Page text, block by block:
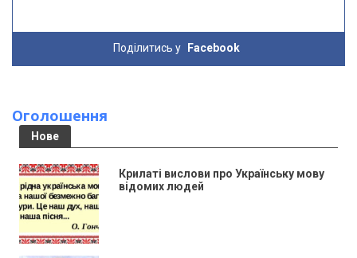
Поділитись у Facebook
Оголошення
Нове
Крилаті вислови про Українську мову
відомих людей